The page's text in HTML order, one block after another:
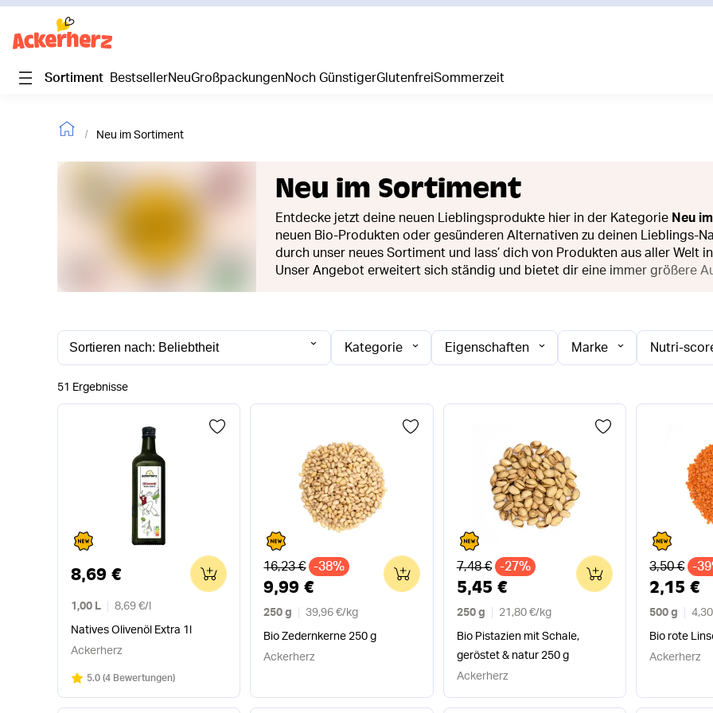
Sortiment Bestseller Neu Großpackungen Noch Günstiger Glutenfrei Sommerzeit
Neu im Sortiment
Neu im Sortiment
Entdecke jetzt deine neuen Lieblingsprodukte hier in der Kategorie Neu
neuen Bio-Produkten oder gesünderen Alternativen zu deinen Lieblings-
durch unser neues Sortiment und lass’ dich von Produkten aus aller Welt
Unser Angebot erweitert sich ständig und bietet dir eine immer größere
Kategorie Eigenschaften Marke Nutri-
51 Ergebnisse
8,69 €
1,00 L 8,69 €/
Natives Olivenöl Extra 1l
0
Ackerherz
Bewertung:
5.0/5
(4 Bewertungen)
Alter Preis
16,23 € -38%
9,99 €
250 g 39,96 €/kg
Bio Zedernkerne 250 g
0
Ackerherz
Alter Preis
7,48 € -27%
5,45 €
250 g 21,80 €/kg
Bio Pistazien mit Schale,
geröstet & natur 250 g
0
Ackerherz
Alter Preis
3,50 € -
2,15 €
500 g
Bio rote
Ackerherz